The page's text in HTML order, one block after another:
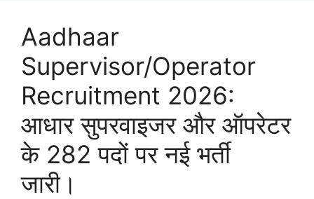
Aadhaar
Supervisor/Operator
Recruitment 2026:
आधार सुपरवाइजर और ऑपरेटर
के 282 पदों पर नई भर्ती
जारी।